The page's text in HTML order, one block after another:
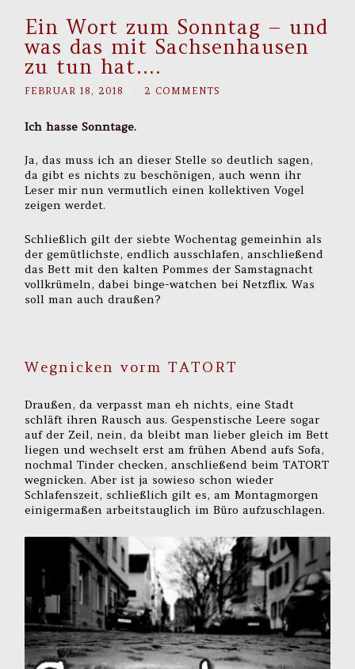
Ein Wort zum Sonntag – und
was das mit Sachsenhausen
zu tun hat….
FEBRUAR 18, 2018 2 COMMENTS
Ich hasse Sonntage.
Ja, das muss ich an dieser Stelle so deutlich sagen,
da gibt es nichts zu beschönigen, auch wenn ihr
Leser mir nun vermutlich einen kollektiven Vogel
zeigen werdet.
Schließlich gilt der siebte Wochentag gemeinhin als
der gemütlichste, endlich ausschlafen, anschließend
das Bett mit den kalten Pommes der Samstagnacht
vollkrümeln, dabei binge-watchen bei Netzflix. Was
soll man auch draußen?
Wegnicken vorm TATORT
Draußen, da verpasst man eh nichts, eine Stadt
schläft ihren Rausch aus. Gespenstische Leere sogar
auf der Zeil, nein, da bleibt man lieber gleich im Bett
liegen und wechselt erst am frühen Abend aufs Sofa,
nochmal Tinder checken, anschließend beim TATORT
wegnicken. Aber ist ja sowieso schon wieder
Schlafenszeit, schließlich gilt es, am Montagmorgen
einigermaßen arbeitstauglich im Büro aufzuschlagen.